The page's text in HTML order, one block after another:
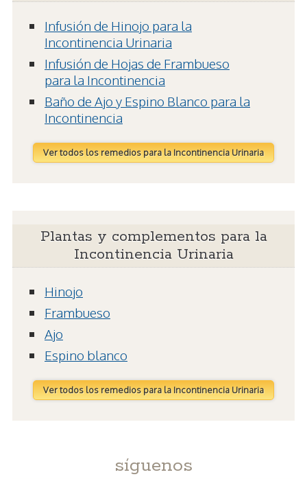
Infusión de Hinojo para la
Incontinencia Urinaria
Infusión de Hojas de Frambueso
para la Incontinencia
Baño de Ajo y Espino Blanco para la
Incontinencia
Ver todos los remedios para la Incontinencia Urinaria
Plantas y complementos para la
Incontinencia Urinaria
Hinojo
Frambueso
Ajo
Espino blanco
Ver todos los remedios para la Incontinencia Urinaria
síguenos